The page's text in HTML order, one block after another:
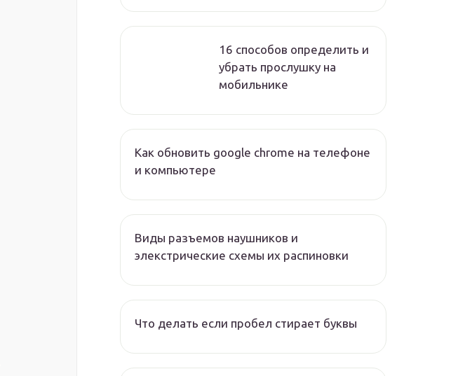
16 способов определить и
убрать прослушку на
мобильнике
Как обновить google chrome на телефоне
и компьютере
Виды разъемов наушников и
элекстрические схемы их распиновки
Что делать если пробел стирает буквы